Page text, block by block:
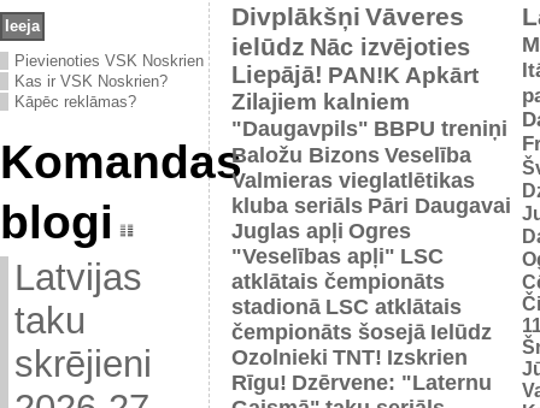
Pievienoties VSK Noskrien
Kas ir VSK Noskrien?
Kāpēc reklāmas?
Komandas
blogi
Latvijas
taku
skrējieni
Divplākšņi Vāveres
ielūdz Nāc izvējoties
Liepājā! PAN!K Apkārt
Zilajiem kalniem
"Daugavpils" BBPU treniņi
Baložu BizonsVeselība
Valmieras vieglatlētikas
kluba seriāls Pāri Daugavai
Juglas apļi Ogres
"Veselības apļi" LSC
atklātais čempionāts
stadionā LSC atklātais
čempionāts šosejā Ielūdz
Ozolnieki TNT! Izskrien
Rīgu! Dzērvene: "Laternu